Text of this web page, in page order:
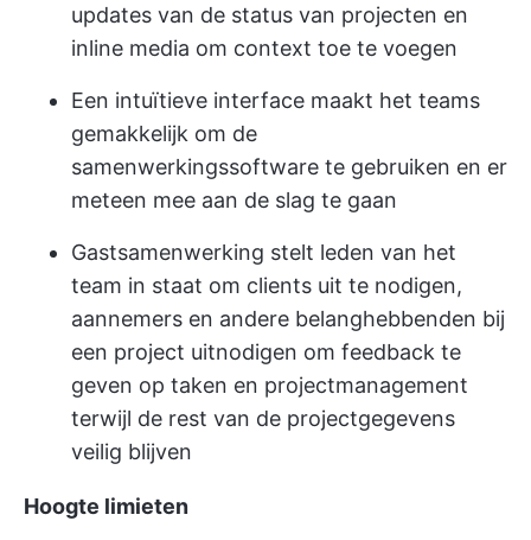
updates van de status van projecten en
inline media om context toe te voegen
Een intuïtieve interface maakt het teams
gemakkelijk om de
samenwerkingssoftware te gebruiken en er
meteen mee aan de slag te gaan
Gastsamenwerking stelt leden van het
team in staat om clients uit te nodigen,
aannemers en andere belanghebbenden bij
een project uitnodigen om feedback te
geven op taken en projectmanagement
terwijl de rest van de projectgegevens
veilig blijven
Hoogte limieten